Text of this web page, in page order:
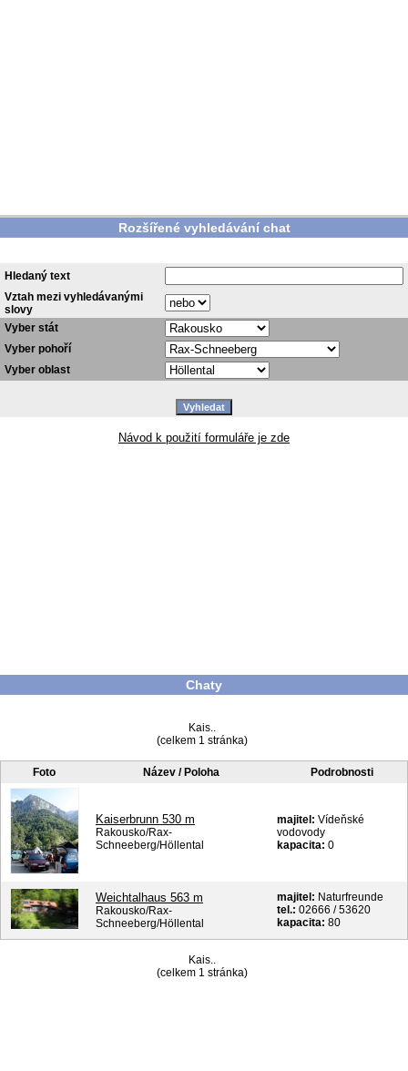
Rozšířené vyhledávání chat
Hledaný text
Vztah mezi vyhledávanými
slovy
Vyber stát
Vyber pohoří
Vyber oblast
Návod k použití formuláře je zde
Chaty
Kais..
(celkem 1 stránka)
Foto Název / Poloha Podrobnosti
Kaiserbrunn 530 m
Rakousko/Rax-
Schneeberg/Höllental
majitel: Vídeňské
vodovody
kapacita: 0
Weichtalhaus 563 m
Rakousko/Rax-
Schneeberg/Höllental
majitel: Naturfreunde
tel.: 02666 / 53620
kapacita: 80
Kais..
(celkem 1 stránka)